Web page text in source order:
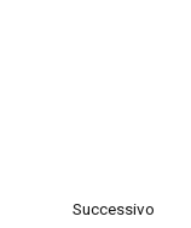
Successivo